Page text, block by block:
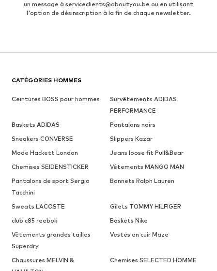
un message à serviceclients@aboutyou.be ou en utilisant
l'option de désinscription à la fin de chaque newsletter.
CATÉGORIES HOMMES
Ceintures BOSS pour hommes
Survêtements ADIDAS
PERFORMANCE
Baskets ADIDAS
Pantalons noirs
Sneakers CONVERSE
Slippers Kazar
Mode Hackett London
Jeans loose fit Pull&Bear
Chemises SEIDENSTICKER
Vêtements MANGO MAN
Pantalons de sport Sergio
Tacchini
Bonnets Ralph Lauren
Sweats LACOSTE
Gilets TOMMY HILFIGER
club c85 reebok
Baskets Nike
Vêtements grandes tailles
Superdry
Vestes en cuir Maze
Chaussures MELVIN &
Chemises SELECTED HOMME